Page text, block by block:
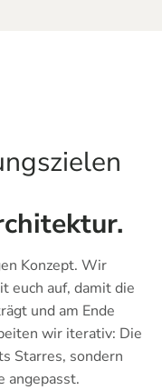
Konzept. Wir
euch auf, damit die
und am Ende
wir iterativ: Die
Starres, sondern
angepasst.